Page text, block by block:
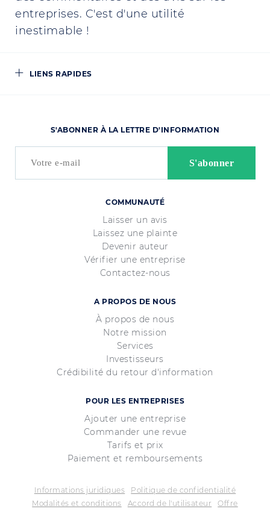
entreprises. C'est d'une utilité
inestimable !
LIENS RAPIDES
COMMUNAUTÉ
Laisser un avis
Laissez une plainte
Devenir auteur
Vérifier une entreprise
Contactez-nous
A PROPOS DE NOUS
À propos de nous
Notre mission
Services
Investisseurs
Crédibilité du retour d'information
POUR LES ENTREPRISES
Ajouter une entreprise
Commander une revue
Tarifs et prix
Paiement et remboursements
S'ABONNER À LA LETTRE D'INFORMATION
Informations juridiques
Politique de confidentialité
Modalités et conditions
Accord de l'utilisateur Offre